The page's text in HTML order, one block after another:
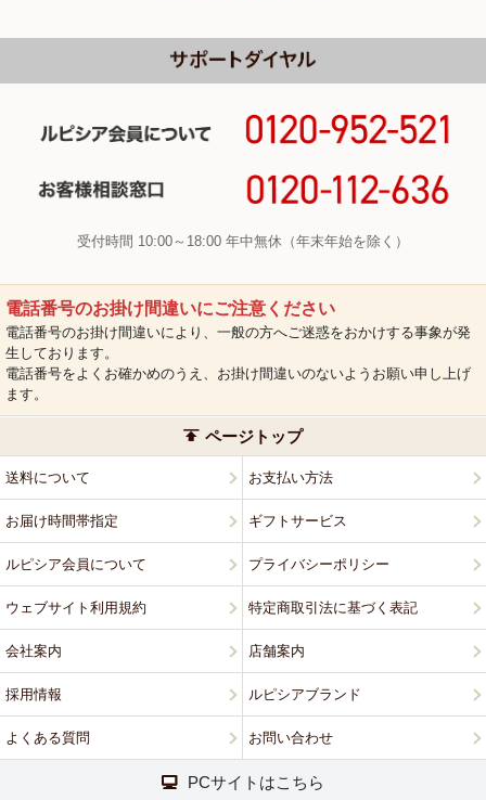
受付時間 10:00～18:00 年中無休（年末年始を除く）
電話番号のお掛け間違いにご注意ください
電話番号のお掛け間違いにより、一般の方へご迷惑をおかけする事象が発
生しております。
電話番号をよくお確かめのうえ、お掛け間違いのないようお願い申し上げ
ます。
ページトップ
送料について お支払い方法
お届け時間帯指定 ギフトサービス
ルピシア会員について プライバシーポリシー
ウェブサイト利用規約 特定商取引法に基づく表記
会社案内 店舗案内
採用情報 ルピシアブランド
よくある質問 お問い合わせ
PCサイトはこちら